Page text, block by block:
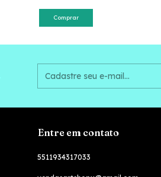
Comprar
Entre em contato
5511934317033